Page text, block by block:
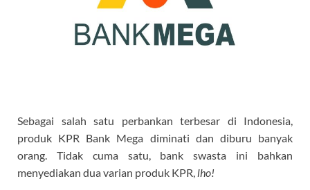
Sebagai salah satu perbankan terbesar di Indonesia,
produk KPR Bank Mega diminati dan diburu banyak
orang. Tidak cuma satu, bank swasta ini bahkan
menyediakan dua varian produk KPR, lho!